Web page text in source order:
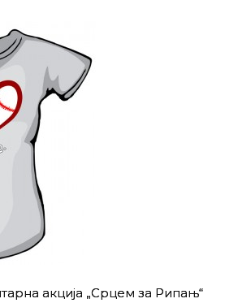
акција „Срцем за Рипањ“